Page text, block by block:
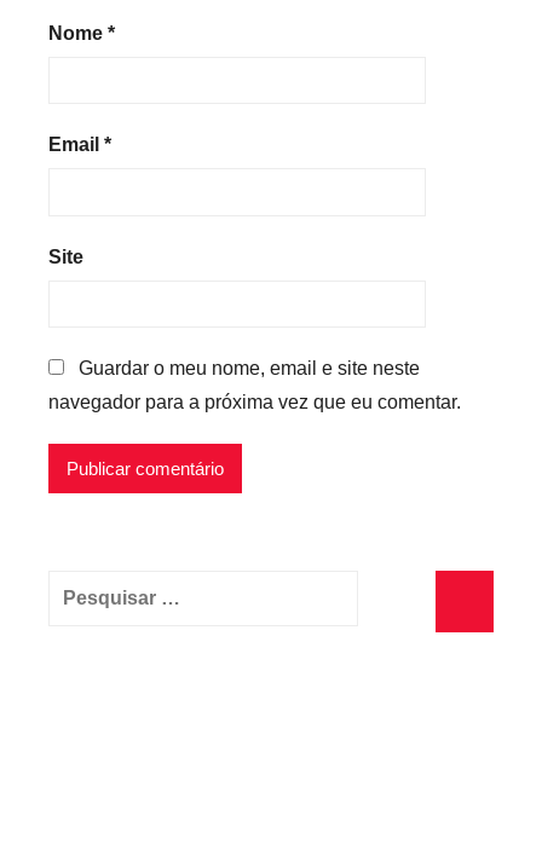
Nome *
Email *
Site
Guardar o meu nome, email e site neste
navegador para a próxima vez que eu comentar.
Pesquisar